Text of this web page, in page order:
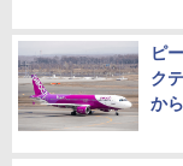
ピ
ク
か